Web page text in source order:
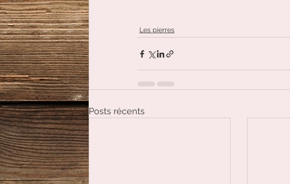
Les pierres
Posts récents